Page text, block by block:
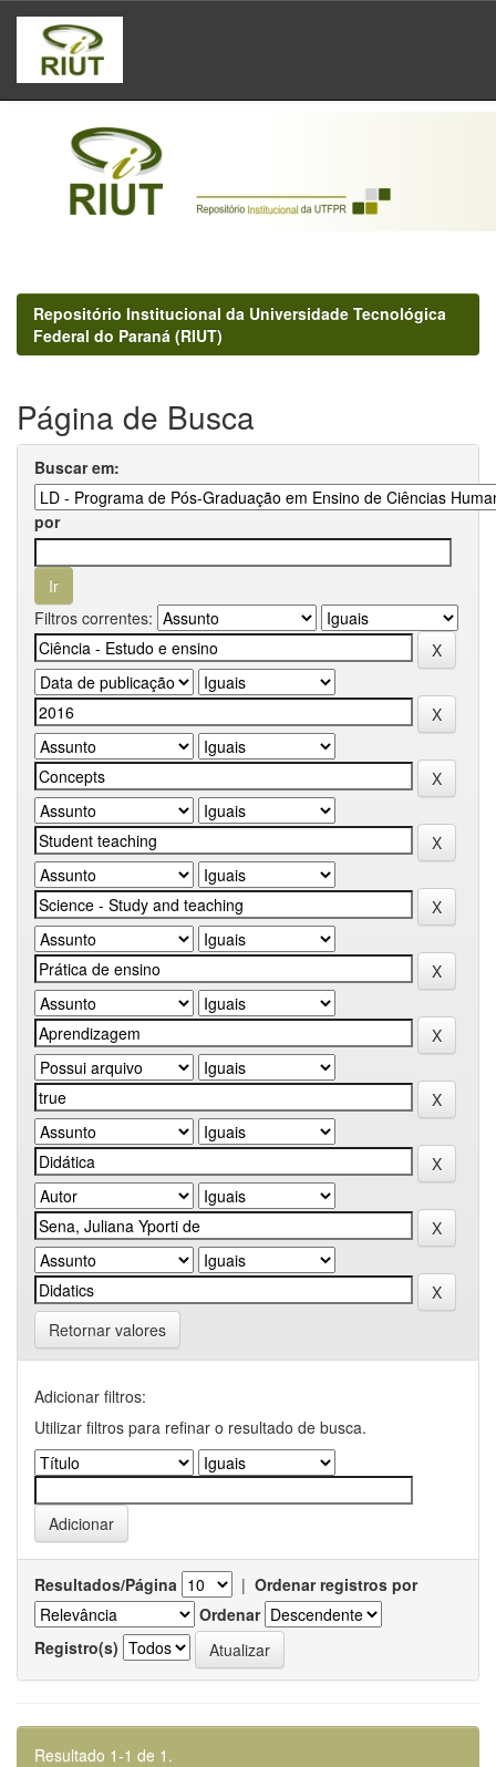
Skip
navigation
Repositório Institucional da Universidade Tecnológica
Federal do Paraná (RIUT)
Página de Busca
Buscar em:
por
Filtros correntes:
Retornar valores
Adicionar filtros:
Utilizar filtros para refinar o resultado de busca.
Resultados/Página | Ordenar registros por
Ordenar
Registro(s)
Resultado 1-1 de 1.